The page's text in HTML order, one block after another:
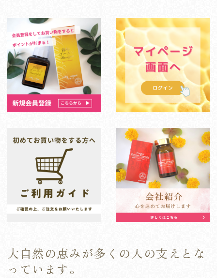
大自然の恵みが多くの人の支えとな
っています。